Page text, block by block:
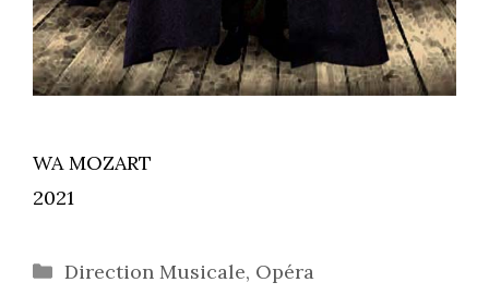
WA MOZART
2021
Catégories
Direction Musicale, Opéra